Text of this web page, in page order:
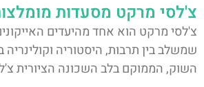
צ'לסי מרקט מסעדות
צ'לסי מרקט הוא אחד מהיעדים
שמשלב בין תרבות, היסטוריה וקולינריה
השוק, הממוקם בלב השכונה הציורית